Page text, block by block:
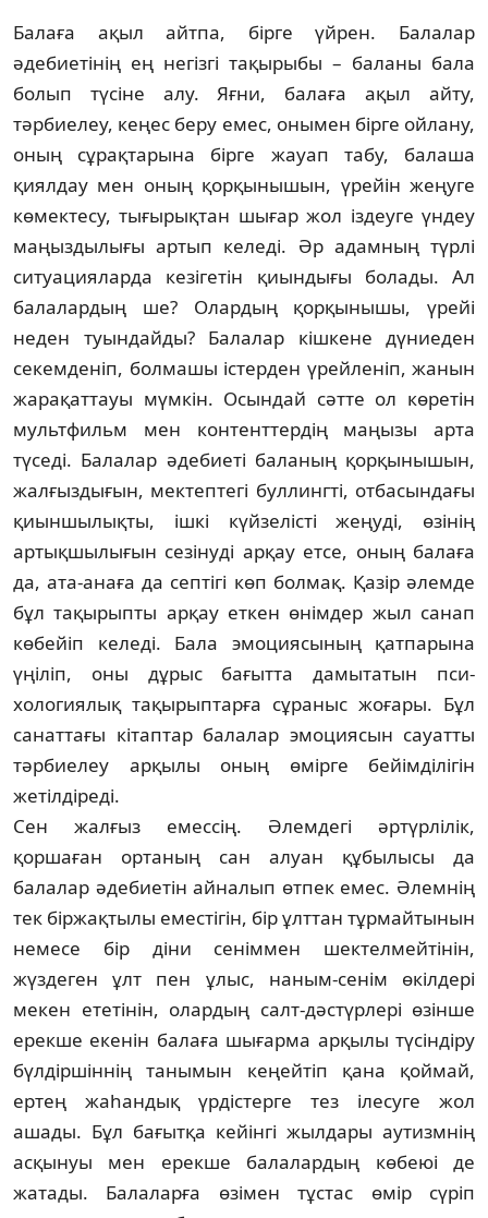
Балаға ақыл айтпа, бірге үйрен. Ба­ла­лар
әдебиетінің ең негізгі тақырыбы – баланы ба­ла
болып түсіне алу. Яғни, балаға ақыл айту,
тәрбиелеу, кеңес беру емес, онымен бір­ге ойлану,
оның сұрақтарына бірге жауап табу, балаша
қиялдау мен оның қор­­қынышын, үрейін жеңуге
көмектесу, ты­­ғырықтан шығар жол іздеуге үндеу
маңыз­дылығы артып келеді. Әр адамның түрлі
ситуацияларда кезігетін қиындығы болады. Ал
балалардың ше? Олардың қор­қы­­нышы, үрейі
неден туындайды? Балалар кішкене дүниеден
секемденіп, болмашы істерден үрейленіп, жанын
жарақаттауы мүм­кін. Осындай сәтте ол көретін
мульт­фи­льм мен контенттердің маңызы арта
түседі. Балалар әдебиеті баланың қорқы­ны­шын,
жал­ғыз­дығын, мектептегі буллинг­ті, отбасындағы
қиын­шылықты, ішкі күй­зе­лісті жеңуді, өзінің
артықшылығын се­зіну­ді арқау етсе, оның балаға
да, ата-анаға да септігі көп бол­мақ. Қазір әлемде
бұл та­­­қырыпты арқау еткен өнімдер жыл санап
кө­бейіп келеді. Бала эмоциясының қатпа­ры­на
үңіліп, оны дұрыс бағытта дамытатын пси­
хологиялық тақырыптарға сұраныс жо­ғары. Бұл
санат­тағы кітаптар балалар эмо­циясын сауатты
тәрбиелеу арқылы оның өмірге бейімділігін
жетілдіреді.
Сен жалғыз емессің. Әлемдегі әртүр­лілік,
қоршаған ортаның сан алуан құбылысы да
балалар әдебиетін айналып өтпек емес. Әлемнің
тек біржақтылы емес­тігін, бір ұлттан тұрмайтынын
немесе бір діни сеніммен шектелмейтінін,
жүздеген ұлт пен ұлыс, наным-сенім өкілдері
мекен ете­тінін, олардың салт-дәстүрлері өзінше
ерек­ше екенін балаға шығарма арқылы тү­сін­діру
бүлдіршіннің танымын кеңейтіп қана қоймай,
ертең жаһандық үрдістерге тез ілесуге жол
ашады. Бұл бағытқа кейінгі жылдары аутизмнің
асқынуы мен ерекше балалардың көбеюі де
жатады. Балаларға өзі­мен тұстас өмір сүріп